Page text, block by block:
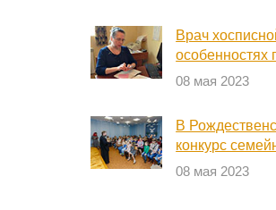
Врач
08 мая 2023
В
конкурс
08 мая 2023